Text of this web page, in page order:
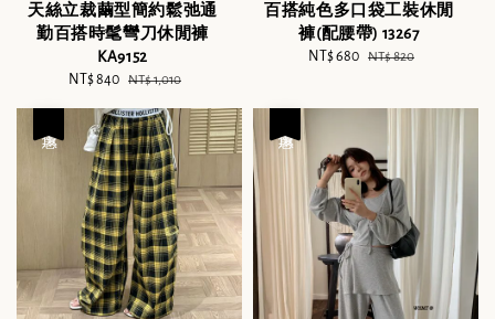
天絲立裁繭型簡約鬆弛通
勤百搭時髦彎刀休閒褲
KA9152
Sale
NT$ 840 Regular
NT$ 1,010
百搭純色多口袋工裝休閒
褲(配腰帶) 13267
Sale
NT$ 680 Regular
NT$ 820